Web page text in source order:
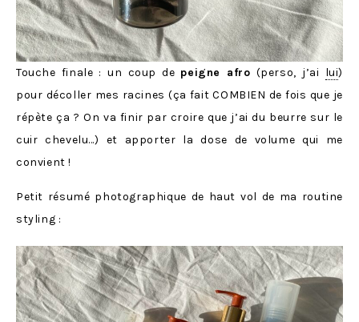
Touche finale : un coup de peigne afro (perso, j’ai lui)
pour décoller mes racines (ça fait COMBIEN de fois que je
répète ça ? On va finir par croire que j’ai du beurre sur le
cuir chevelu…) et apporter la dose de volume qui me
convient !
Petit résumé photographique de haut vol de ma routine
styling :